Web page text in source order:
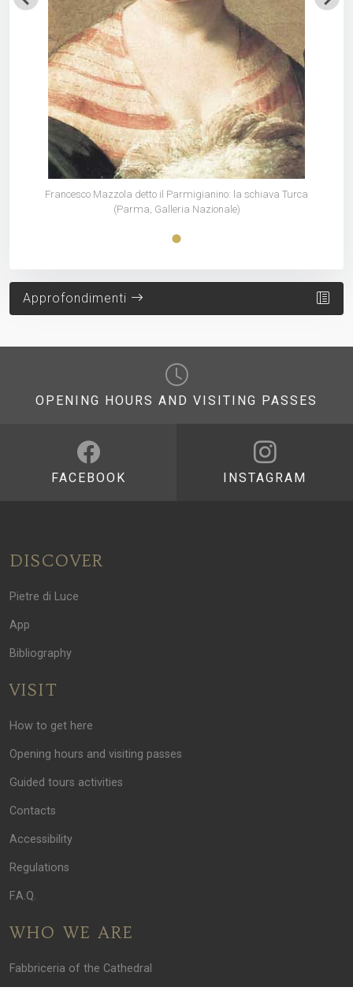
Francesco Mazzola detto il Parmigianino: la schiava Turca
(Parma, Galleria Nazionale)
Approfondimenti
OPENING HOURS AND VISITING PASSES
FACEBOOK INSTAGRAM
DISCOVER
Pietre di Luce
App
Bibliography
VISIT
How to get here
Opening hours and visiting passes
Guided tours activities
Contacts
Accessibility
Regulations
F.A.Q.
WHO WE ARE
Fabbriceria of the Cathedral